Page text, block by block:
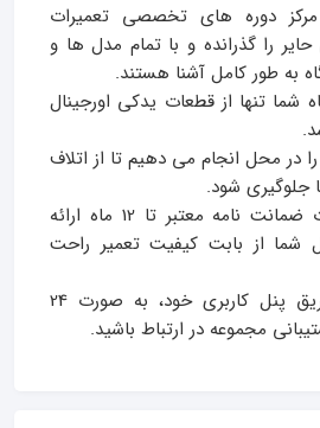
مرکز دوره‌ های تخصصی تعمیرات
را گذرانده و با تمام مدل‌ ها و
به طور کامل آشنا هستند.
شما تنها از قطعات یدکی اورجینال
را در محل انجام می‌ دهیم تا از اتلاف
جلوگیری شود.
برای تمام خدمات ضمانت‌ نامه معتبر تا 12 ماه ارائه
شما از بابت کیفیت تعمیر راحت
می‌ توانید از طریق پنل کاربری خود، به صورت 24
مجموعه در ارتباط باشید.